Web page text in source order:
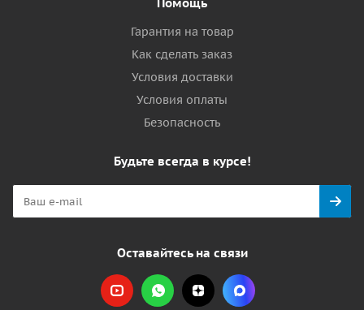
Гарантия на товар
Как сделать заказ
Условия доставки
Условия оплаты
Безопасность
Будьте всегда в курсе!
Оставайтесь на связи